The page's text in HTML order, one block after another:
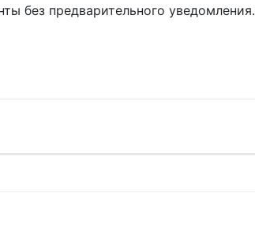
без предварительного уведомления.